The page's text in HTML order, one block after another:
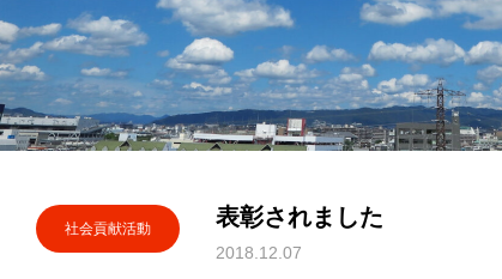
社会貢献活動 表彰されました
2018.12.07